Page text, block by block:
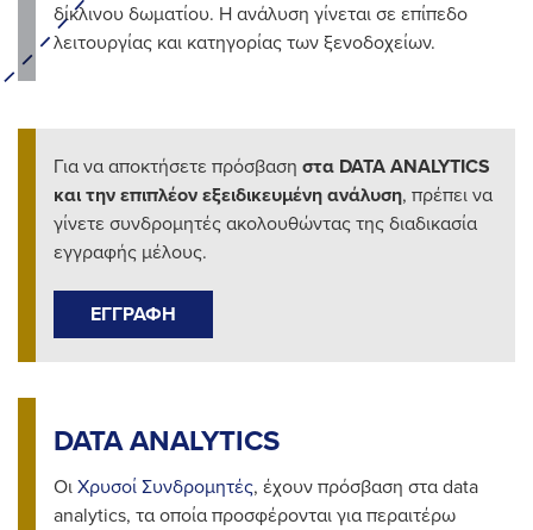
δίκλινου δωματίου. Η ανάλυση γίνεται σε επίπεδο
λειτουργίας και κατηγορίας των ξενοδοχείων.
Για να αποκτήσετε πρόσβαση στα DATA ANALYTICS
και την επιπλέον εξειδικευμένη ανάλυση, πρέπει να
γίνετε συνδρομητές ακολουθώντας της διαδικασία
εγγραφής μέλους.
ΕΓΓΡΑΦΗ
DATA ANALYTICS
Oι Χρυσοί Συνδρομητές, έχουν πρόσβαση στα data
analytics, τα οποία προσφέρονται για περαιτέρω